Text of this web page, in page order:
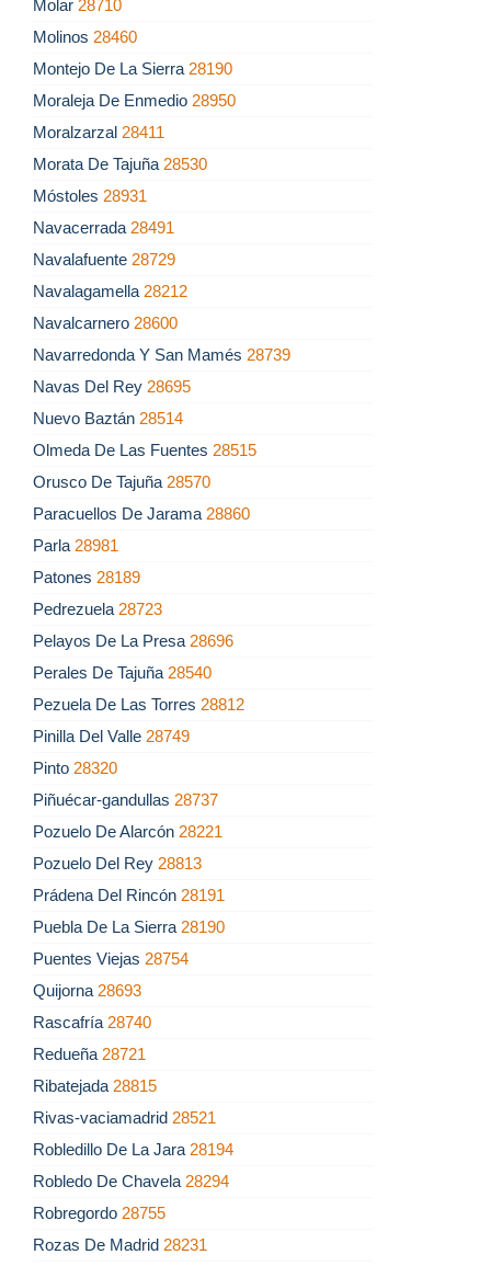
Molar 28710
Molinos 28460
Montejo De La Sierra 28190
Moraleja De Enmedio 28950
Moralzarzal 28411
Morata De Tajuña 28530
Móstoles 28931
Navacerrada 28491
Navalafuente 28729
Navalagamella 28212
Navalcarnero 28600
Navarredonda Y San Mamés 28739
Navas Del Rey 28695
Nuevo Baztán 28514
Olmeda De Las Fuentes 28515
Orusco De Tajuña 28570
Paracuellos De Jarama 28860
Parla 28981
Patones 28189
Pedrezuela 28723
Pelayos De La Presa 28696
Perales De Tajuña 28540
Pezuela De Las Torres 28812
Pinilla Del Valle 28749
Pinto 28320
Piñuécar-gandullas 28737
Pozuelo De Alarcón 28221
Pozuelo Del Rey 28813
Prádena Del Rincón 28191
Puebla De La Sierra 28190
Puentes Viejas 28754
Quijorna 28693
Rascafría 28740
Redueña 28721
Ribatejada 28815
Rivas-vaciamadrid 28521
Robledillo De La Jara 28194
Robledo De Chavela 28294
Robregordo 28755
Rozas De Madrid 28231